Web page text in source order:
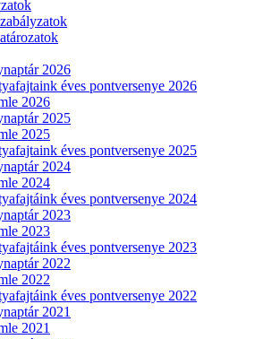
2026
éves pontversenye 2026
2026
2025
2025
éves pontversenye 2025
2024
2024
éves pontversenye 2024
2023
2023
éves pontversenye 2023
2022
2022
éves pontversenye 2022
2021
2021